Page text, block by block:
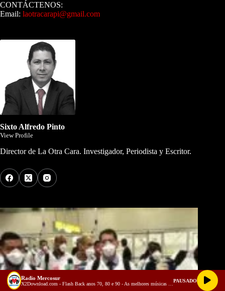
CONTÁCTENOS:
Email: laotracarapi@gmail.com
Sixto Alfredo Pinto
View Profile
Director de La Otra Cara. Investigador, Periodista y Escritor.
Radio Mercosur PAUSADO